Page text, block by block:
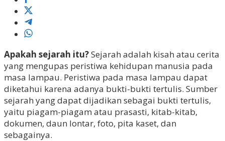
Apakah sejarah itu?Sejarah adalah kisah atau cerita
yang mengupas peristiwa kehidupan manusia pada
masa lampau. Peristiwa pada masa lampau dapat
diketahui karena adanya bukti-bukti tertulis. Sumber
sejarah yang dapat dijadikan sebagai bukti tertulis,
yaitu piagam-piagam atau prasasti, kitab-kitab,
dokumen, daun lontar, foto, pita kaset, dan
sebagainya.